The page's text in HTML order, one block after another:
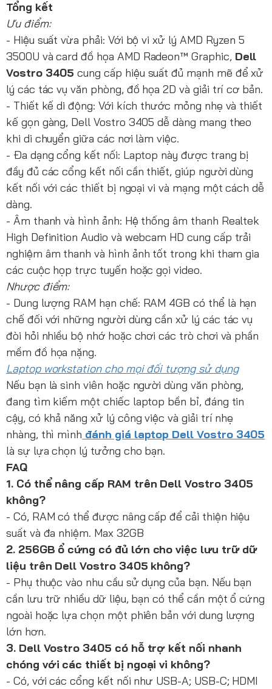
Tổng kết
Ưu điểm:
- Hiệu suất vừa phải: Với bộ vi xử lý AMD Ryzen 5
3500U và card đồ họa AMD Radeon™ Graphic, Dell
Vostro 3405 cung cấp hiệu suất đủ mạnh mẽ để xử
lý các tác vụ văn phòng, đồ họa 2D và giải trí cơ bản.
- Thiết kế di động: Với kích thước mỏng nhẹ và thiết
kế gọn gàng, Dell Vostro 3405 dễ dàng mang theo
khi di chuyển giữa các nơi làm việc.
- Đa dạng cổng kết nối: Laptop này được trang bị
đầy đủ các cổng kết nối cần thiết, giúp người dùng
kết nối với các thiết bị ngoại vi và mạng một cách dễ
dàng.
- Âm thanh và hình ảnh: Hệ thống âm thanh Realtek
High Definition Audio và webcam HD cung cấp trải
nghiệm âm thanh và hình ảnh tốt trong khi tham gia
các cuộc họp trực tuyến hoặc gọi video.
Nhược điểm:
- Dung lượng RAM hạn chế: RAM 4GB có thể là hạn
chế đối với những người dùng cần xử lý các tác vụ
đòi hỏi nhiều bộ nhớ hoặc chơi các trò chơi và phần
mềm đồ họa nặng.
Laptop workstation cho mọi đối tượng sử dụng
Nếu bạn là sinh viên hoặc người dùng văn phòng,
đang tìm kiếm một chiếc laptop bền bỉ, đáng tin
cậy, có khả năng xử lý công việc và giải trí nhẹ
nhàng, thì mình đánh giá laptop Dell Vostro 3405
là sự lựa chọn lý tưởng cho bạn.
FAQ
1. Có thể nâng cấp RAM trên Dell Vostro 3405
không?
- Có, RAM có thể được nâng cấp để cải thiện hiệu
suất và đa nhiệm. Max 32GB
2. 256GB ổ cứng có đủ lớn cho việc lưu trữ dữ
liệu trên Dell Vostro 3405 không?
- Phụ thuộc vào nhu cầu sử dụng của bạn. Nếu bạn
cần lưu trữ nhiều dữ liệu, bạn có thể cần một ổ cứng
ngoài hoặc lựa chọn một phiên bản với dung lượng
lớn hơn.
3. Dell Vostro 3405 có hỗ trợ kết nối nhanh
chóng với các thiết bị ngoại vi không?
- Có, với các cổng kết nối như USB-A; USB-C; HDMI